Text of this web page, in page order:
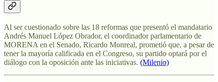
Al ser cuestionado sobre las 18 reformas que presentó el mandatario
Andrés Manuel López Obrador, el coordinador parlamentario de
MORENA en el Senado, Ricardo Monreal, prometió que, a pesar de
tener la mayoría calificada en el Congreso, su partido optará por el
diálogo con la oposición ante las iniciativas. (Milenio)